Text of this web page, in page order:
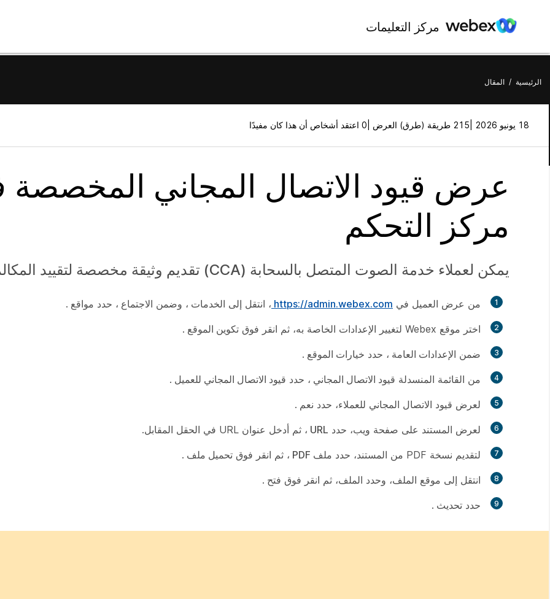
مركز التعليمات
الرئيسية / المقال
18 يونيو 2026 | 215 طريقة (طرق) العرض | 0 اعتقد أشخاص أن هذا كان مفيدًا
عرض قيود الاتصال المجاني
مركز التحكم
يمكن لعملاء خدمة الصوت المتصل بالسحابة (CCA) تقديم وثيقة مخصصة لتقييد
1 من عرض العميل في https://admin.webex.com ، انتقل إلى الخدمات ، وضمن الاجتماع ، حدد مواقع .
2 اختر موقع Webex لتغيير الإعدادات الخاصة به، ثم انقر فوق تكوين الموقع .
3 ضمن الإعدادات العامة ، حدد خيارات الموقع .
4 من القائمة المنسدلة قيود الاتصال المجاني ، حدد قيود الاتصال المجاني للعميل .
5 لعرض قيود الاتصال المجاني للعملاء، حدد نعم .
6 لعرض المستند على صفحة ويب، حدد URL ، ثم أدخل عنوان URL في الحقل المقابل.
7 لتقديم نسخة PDF من المستند، حدد ملف PDF ، ثم انقر فوق تحميل ملف .
8 انتقل إلى موقع الملف، وحدد الملف، ثم انقر فوق فتح .
9 حدد تحديث .